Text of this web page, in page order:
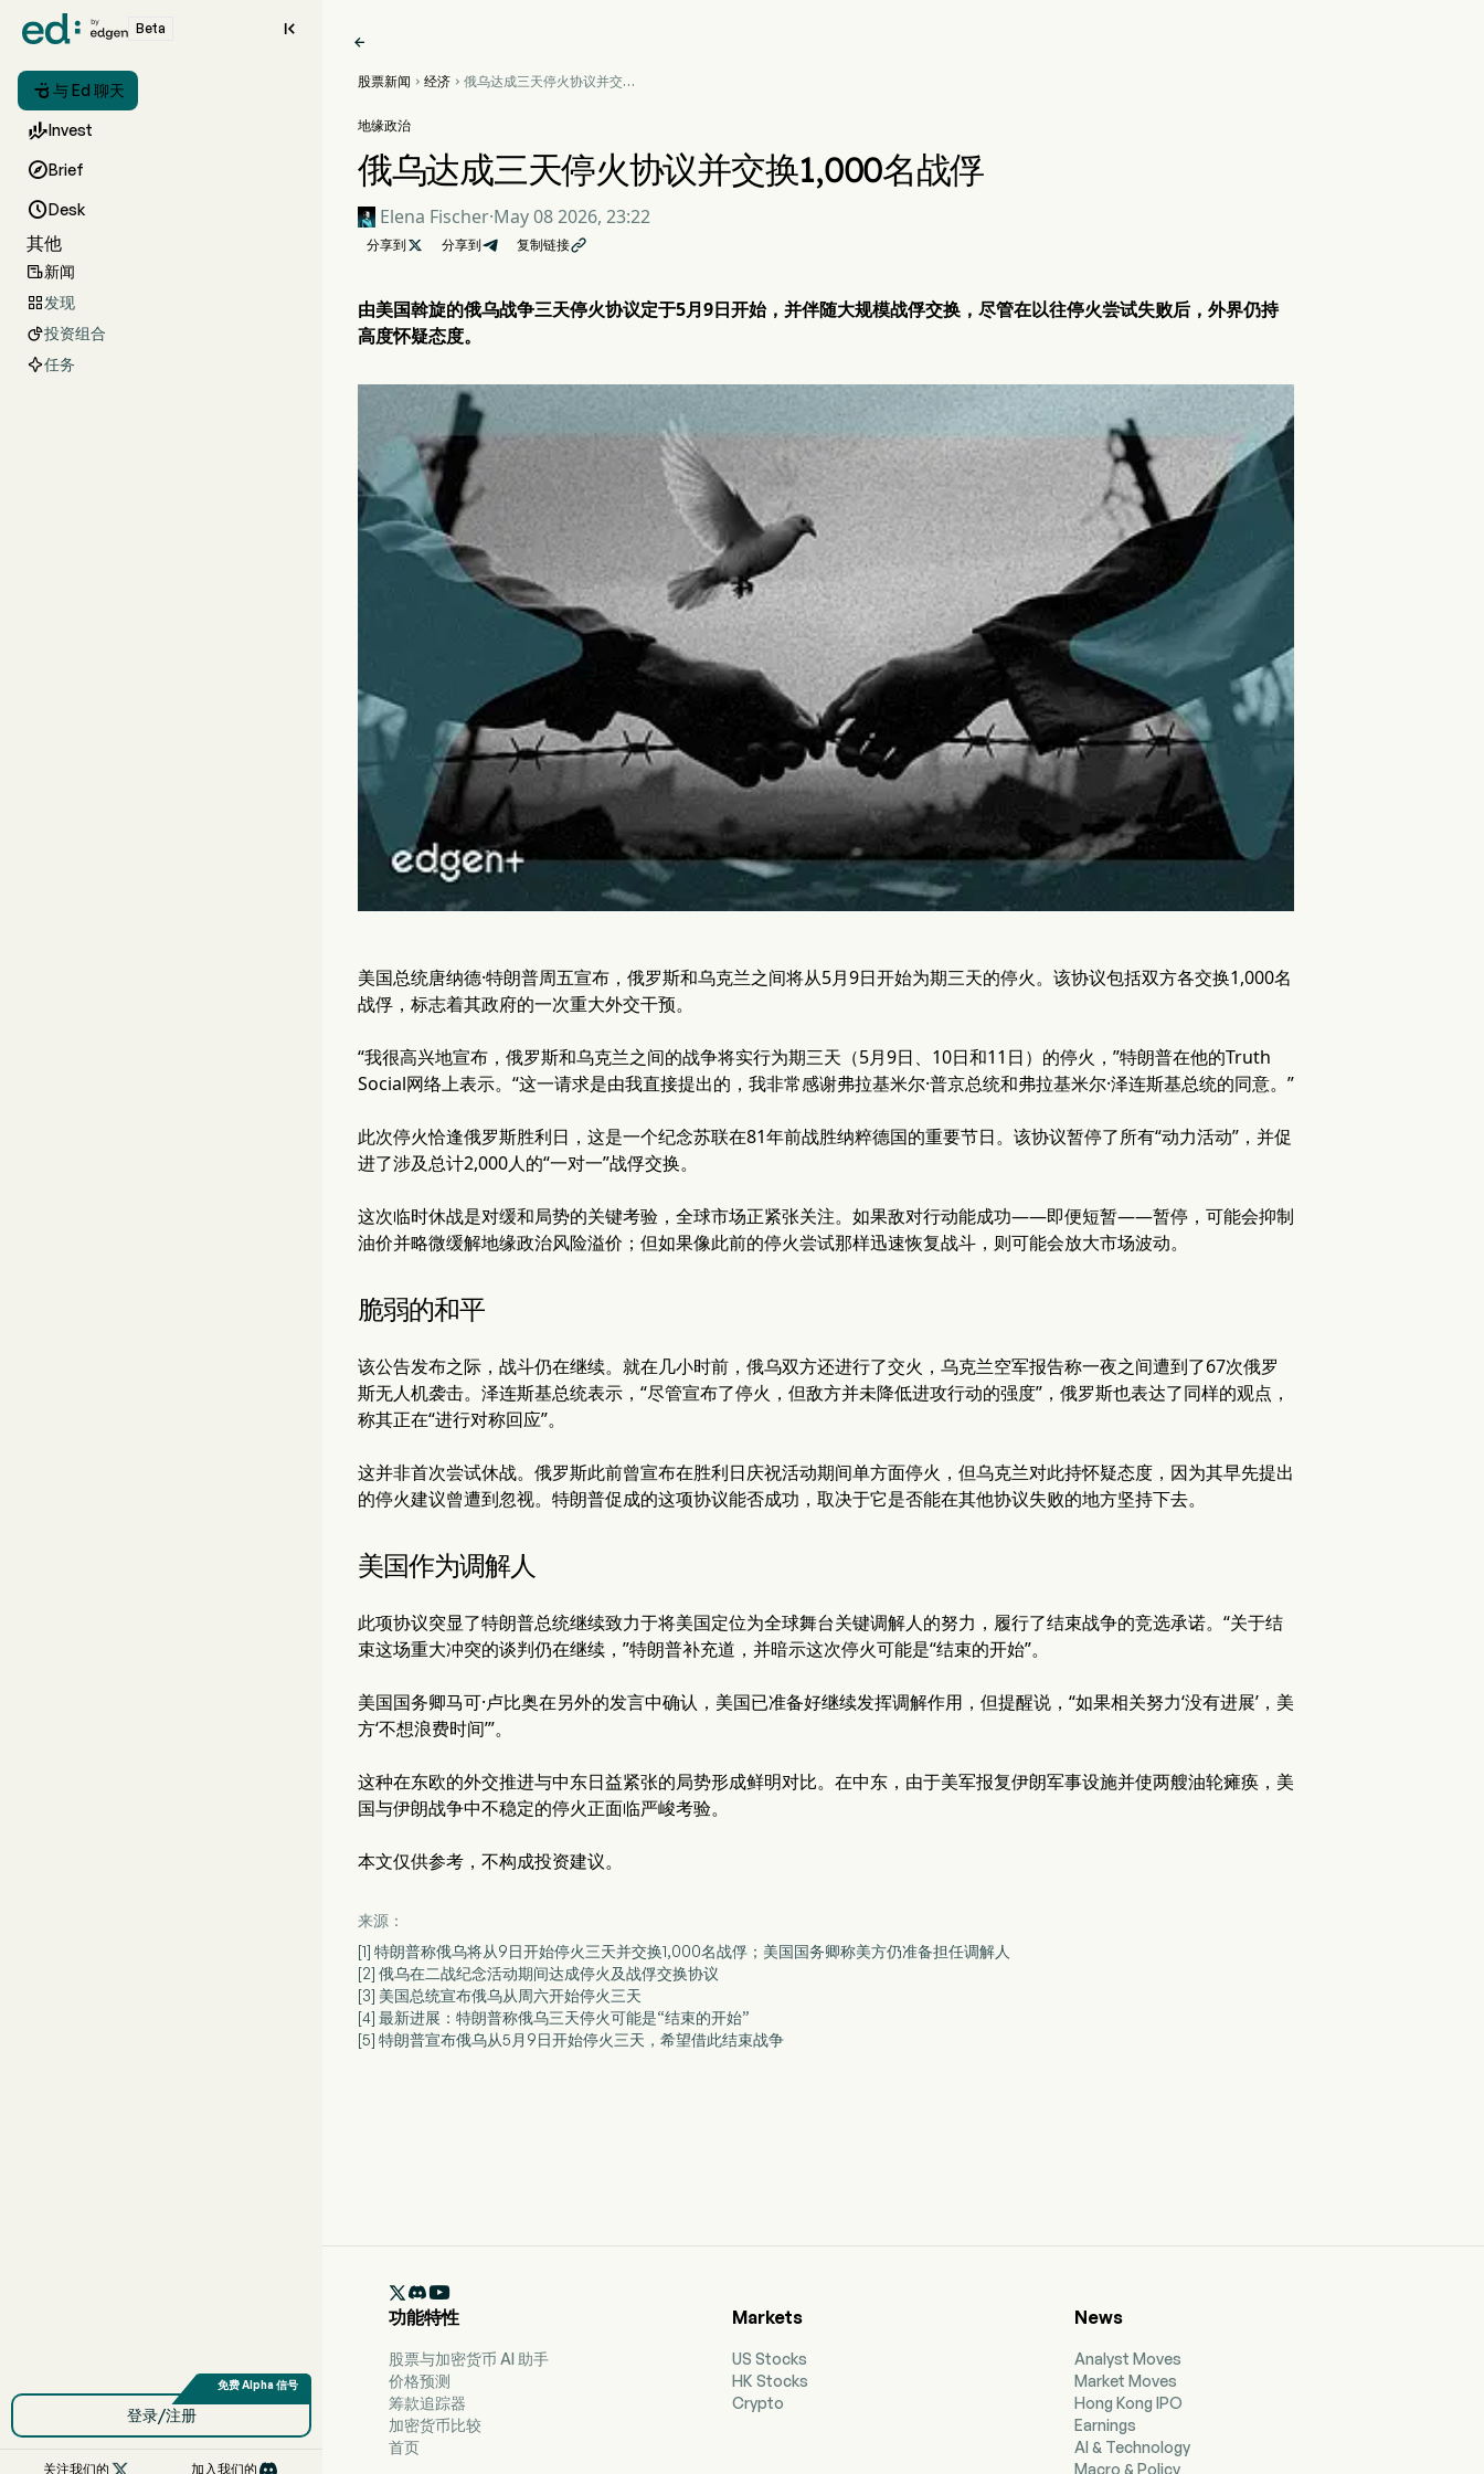
Beta 
 与 Ed 聊天
Invest
Brief
Desk
其他
新闻
发现
投资组合
任务
登录/注册
关注我们的  加入我们的

股票新闻  经济  俄乌达成三天停火协议并交换
地缘政治
俄乌达成三天停火协议并交换1,000名战俘
Elena Fischer·May 08 2026, 23:22
分享到  分享到 复制链接
由美国斡旋的俄乌战争三天停火协议定于5月9日开始，并伴随大规模战俘交换，尽管在以往停火尝试失败后，外界仍持
高度怀疑态度。
美国总统唐纳德·特朗普周五宣布，俄罗斯和乌克兰之间将从5月9日开始为期三天的停火。该协议包括双方各交换1,000名
战俘，标志着其政府的一次重大外交干预。
“我很高兴地宣布，俄罗斯和乌克兰之间的战争将实行为期三天（5月9日、10日和11日）的停火，”特朗普在他的Truth
Social网络上表示。“这一请求是由我直接提出的，我非常感谢弗拉基米尔·普京总统和弗拉基米尔·泽连斯基总统的同意。”
此次停火恰逢俄罗斯胜利日，这是一个纪念苏联在81年前战胜纳粹德国的重要节日。该协议暂停了所有“动力活动”，并促
进了涉及总计2,000人的“一对一”战俘交换。
这次临时休战是对缓和局势的关键考验，全球市场正紧张关注。如果敌对行动能成功——即便短暂——暂停，可能会抑制
油价并略微缓解地缘政治风险溢价；但如果像此前的停火尝试那样迅速恢复战斗，则可能会放大市场波动。
脆弱的和平
该公告发布之际，战斗仍在继续。就在几小时前，俄乌双方还进行了交火，乌克兰空军报告称一夜之间遭到了67次俄罗
斯无人机袭击。泽连斯基总统表示，“尽管宣布了停火，但敌方并未降低进攻行动的强度”，俄罗斯也表达了同样的观点，
称其正在“进行对称回应”。
这并非首次尝试休战。俄罗斯此前曾宣布在胜利日庆祝活动期间单方面停火，但乌克兰对此持怀疑态度，因为其早先提出
的停火建议曾遭到忽视。特朗普促成的这项协议能否成功，取决于它是否能在其他协议失败的地方坚持下去。
美国作为调解人
此项协议突显了特朗普总统继续致力于将美国定位为全球舞台关键调解人的努力，履行了结束战争的竞选承诺。“关于结
束这场重大冲突的谈判仍在继续，”特朗普补充道，并暗示这次停火可能是“结束的开始”。
美国国务卿马可·卢比奥在另外的发言中确认，美国已准备好继续发挥调解作用，但提醒说，“如果相关努力‘没有进展’，美
方‘不想浪费时间’”。
这种在东欧的外交推进与中东日益紧张的局势形成鲜明对比。在中东，由于美军报复伊朗军事设施并使两艘油轮瘫痪，美
国与伊朗战争中不稳定的停火正面临严峻考验。
本文仅供参考，不构成投资建议。
来源：
[1] 特朗普称俄乌将从9日开始停火三天并交换1,000名战俘；美国国务卿称美方仍准备担任调解人
[2] 俄乌在二战纪念活动期间达成停火及战俘交换协议
[3] 美国总统宣布俄乌从周六开始停火三天
[4] 最新进展：特朗普称俄乌三天停火可能是“结束的开始”
[5] 特朗普宣布俄乌从5月9日开始停火三天，希望借此结束战争

功能特性
股票与加密货币 AI 助手
价格预测
筹款追踪器
加密货币比较
首页
Markets
US Stocks
HK Stocks
Crypto
News
Analyst Moves
Market Moves
Hong Kong IPO
Earnings
AI & Technology
Macro & Policy